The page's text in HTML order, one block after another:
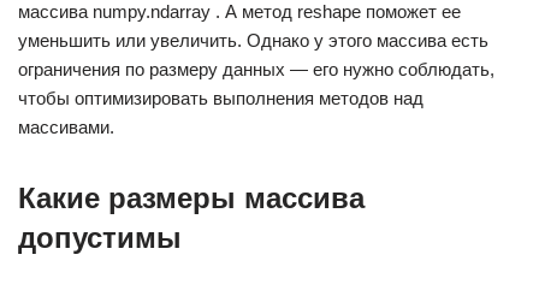
массива numpy.ndarray . А метод reshape поможет ее
уменьшить или увеличить. Однако у этого массива есть
ограничения по размеру данных — его нужно соблюдать,
чтобы оптимизировать выполнения методов над
массивами.
Какие размеры массива
допустимы